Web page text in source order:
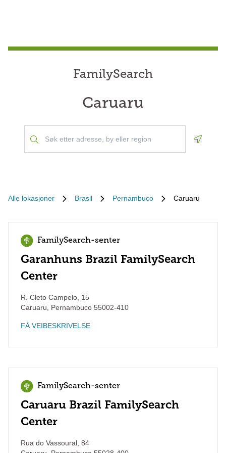
FamilySearch
Caruaru
Alle lokasjoner Brasil Pernambuco Caruaru
FamilySearch-senter
Garanhuns Brazil FamilySearch
Center
R. Cleto Campelo, 15
Caruaru
Pernambuco 55002-410
FÅ VEIBESKRIVELSE
FamilySearch-senter
Caruaru Brazil FamilySearch
Center
Rua do Vassoural, 84